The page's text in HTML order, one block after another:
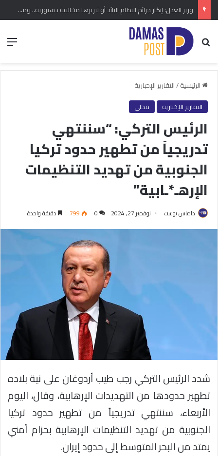
وزير العدل: إنكار جرائم النظام البائد أو تبريرها مخالفة دستورية.. ومشروع قانون خاص إلى مجلس الشعب
بحث عن
الرئيسية/التقارير الإخبارية
التقارير الإخبارية
محلي
الرئيس التركي: “سننتهي
تدريجياً من تطهير حدود تركيا
الجنوبية من تهديد التنظيمات
الإرهـ*ـابية”
داماس بوست نوفمبر 27, 2024 0
799 دقيقة واحدة
شدد الرئيس التركي رجب طيب أردوغان على نية بلاده
تطهير حدودها من التهديدات الإرهابية، وقال، اليوم
الأربعاء، سننتهي تدريجياً من تطهير حدود تركيا
الجنوبية من تهديد التنظيمات الإرهابية بحزام أمني
يمتد من البحر المتوسط إلى حدود إيران.